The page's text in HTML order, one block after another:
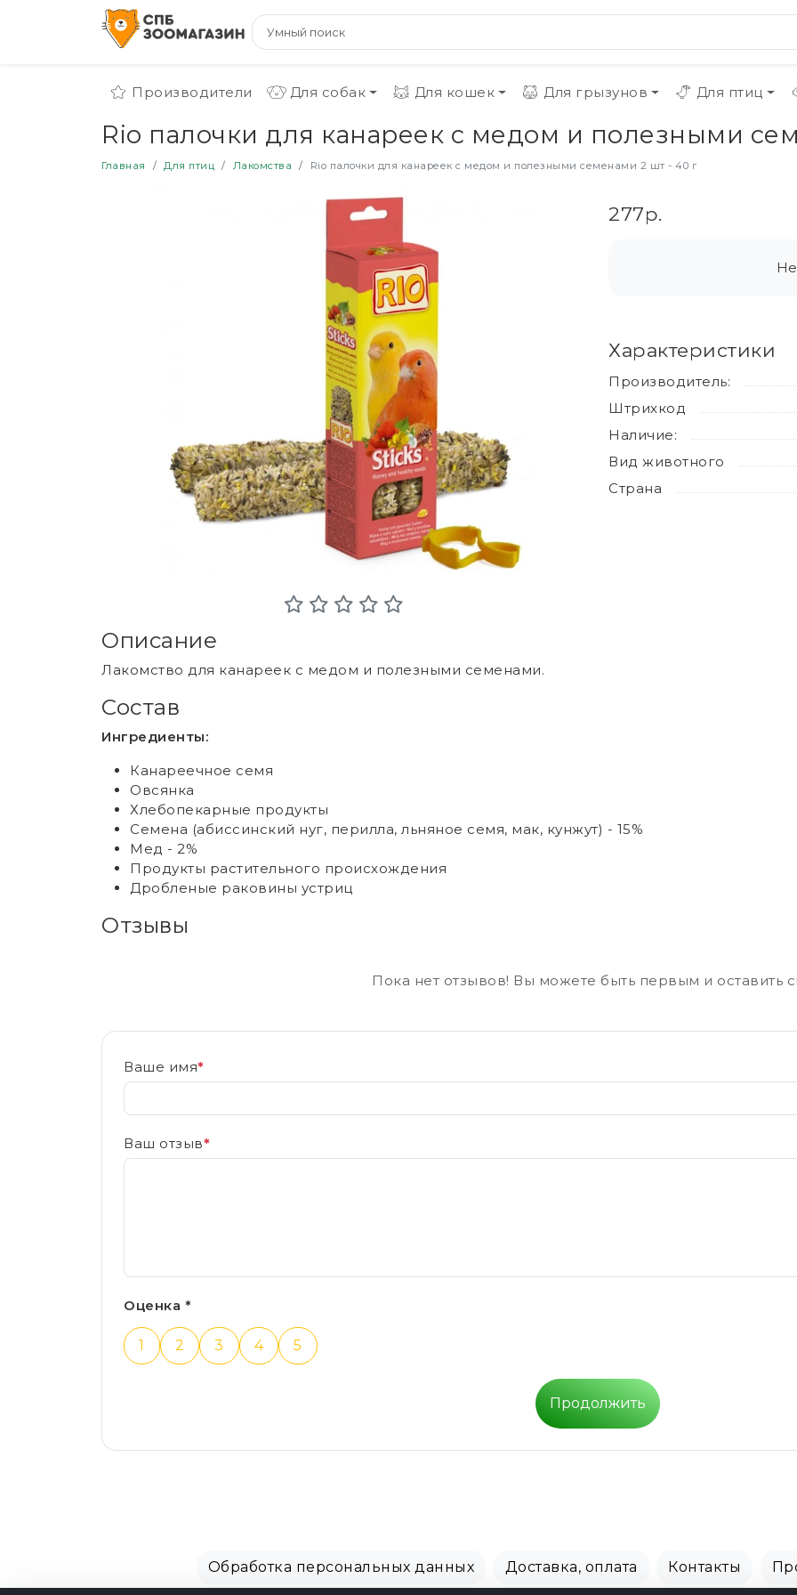
Производители Для собак Для кошек Для грызунов Для птиц
Rio палочки для канареек с медом и полезными
Главная Для птиц Лакомства Rio палочки для канареек с медом и полезными семенами 2 шт - 40 г
277р.
Характеристики
Производитель:
Штрихкод
Наличие:
Вид животного
Страна
Описание
Лакомство для канареек с медом и полезными семенами.
Состав
Ингредиенты:
Канареечное семя
Овсянка
Хлебопекарные продукты
Семена (абиссинский нуг, перилла, льняное семя, мак, кунжут) - 15%
Мед - 2%
Продукты растительного происхождения
Дробленые раковины устриц
Отзывы
Пока нет отзывов! Вы можете быть первым и оставить
Ваше имя*
Ваш отзыв*
Оценка *
1 2 3 4 5
Продолжить
Обработка персональных данных Доставка, оплата Контакты